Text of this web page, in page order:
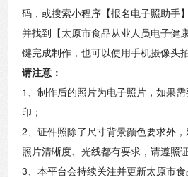
码，或搜索小程序【报名电子照助手
并找到【太原市食品从业人员电子健
键完成制作，也可以使用手机摄像头
请注意：
1、制作后的照片为电子照片，如果
印；
2、证件照除了尺寸背景颜色要求外，
照片清晰度、光线都有要求，请遵照
3、本平台会持续关注并更新太原市